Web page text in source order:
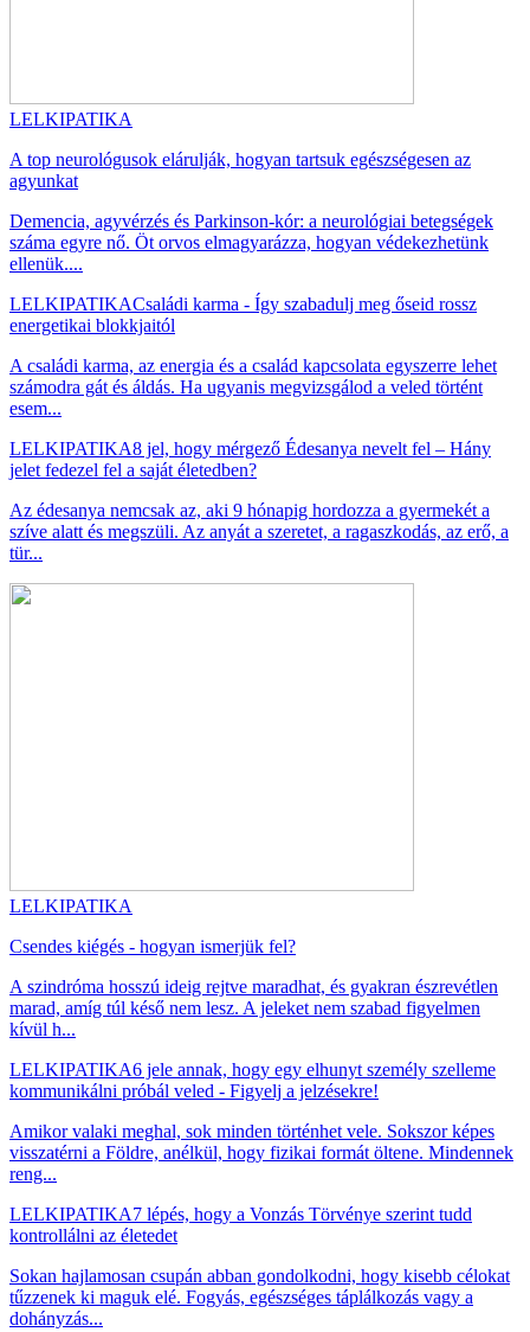
LELKIPATIKA
A top neurológusok elárulják, hogyan tartsuk egészségesen az
agyunkat
Demencia, agyvérzés és Parkinson-kór: a neurológiai betegségek
száma egyre nő. Öt orvos elmagyarázza, hogyan védekezhetünk
ellenük....
LELKIPATIKACsaládi karma - Így szabadulj meg őseid rossz
energetikai blokkjaitól
A családi karma, az energia és a család kapcsolata egyszerre lehet
számodra gát és áldás. Ha ugyanis megvizsgálod a veled történt
esem...
LELKIPATIKA8 jel, hogy mérgező Édesanya nevelt fel – Hány
jelet fedezel fel a saját életedben?
Az édesanya nemcsak az, aki 9 hónapig hordozza a gyermekét a
szíve alatt és megszüli. Az anyát a szeretet, a ragaszkodás, az erő, a
tür...
LELKIPATIKA
Csendes kiégés - hogyan ismerjük fel?
A szindróma hosszú ideig rejtve maradhat, és gyakran észrevétlen
marad, amíg túl késő nem lesz. A jeleket nem szabad figyelmen
kívül h...
LELKIPATIKA6 jele annak, hogy egy elhunyt személy szelleme
kommunikálni próbál veled - Figyelj a jelzésekre!
Amikor valaki meghal, sok minden történhet vele. Sokszor képes
visszatérni a Földre, anélkül, hogy fizikai formát öltene. Mindennek
reng...
LELKIPATIKA7 lépés, hogy a Vonzás Törvénye szerint tudd
kontrollálni az életedet
Sokan hajlamosan csupán abban gondolkodni, hogy kisebb célokat
tűzzenek ki maguk elé. Fogyás, egészséges táplálkozás vagy a
dohányzás...